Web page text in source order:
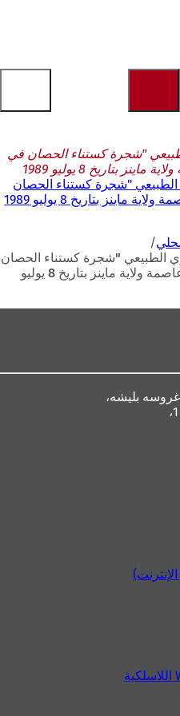
"شجرة كستناء الحصان في
بتاريخ 8 يوليو 1989
"شجرة كستناء الحصان
بتاريخ 8 يوليو 1989
الطبيعي "شجرة كستناء الحصان
في شارع رينغستراس" في عاصمة ولاية ماينز بتاريخ 8 يوليو